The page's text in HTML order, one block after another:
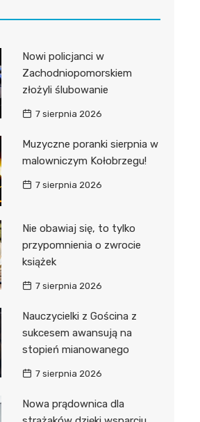
Nowi policjanci w
Zachodniopomorskiem
złożyli ślubowanie
7 sierpnia 2026
Muzyczne poranki sierpnia w
malowniczym Kołobrzegu!
7 sierpnia 2026
Nie obawiaj się, to tylko
przypomnienia o zwrocie
książek
7 sierpnia 2026
Nauczycielki z Gościna z
sukcesem awansują na
stopień mianowanego
7 sierpnia 2026
Nowa prądownica dla